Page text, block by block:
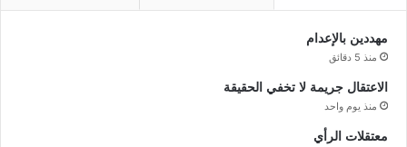
مهددين بالإعدام
منذ 5 دقائق
الاعتقال جريمة لا تخفي الحقيقة
منذ يوم واحد
معتقلات الرأي